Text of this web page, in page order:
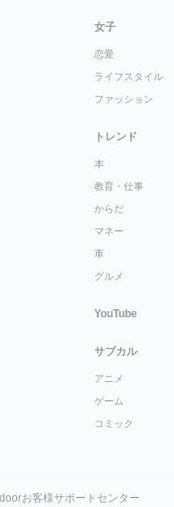
女子
恋愛
ライフスタイル
ファッション
トレンド
本
教育・仕事
からだ
マネー
車
グルメ
YouTube
サブカル
アニメ
ゲーム
コミック
お客様サポートセンター